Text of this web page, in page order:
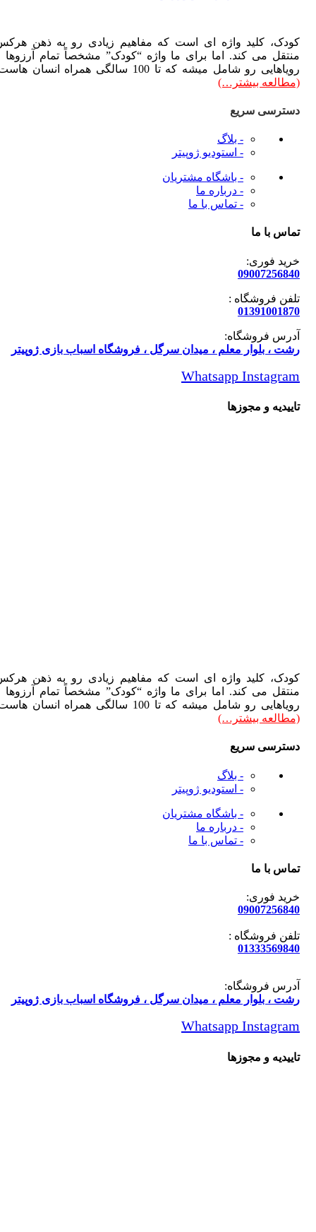
کلید واژه ای است که مفاهیم زیادی رو به ذهن هرکس
می کند. اما برای ما واژه “کودک” مشخصاً تمام آرزوها و
رو شامل میشه که تا 100 سالگی همراه انسان هاست.
بیشتر…)
سریع
- بلاگ
- استودیو ژوپیتر
- باشگاه مشتریان
- درباره ما
- تماس با ما
با ما
فوری:
فروشگاه :
فروشگاه:
، بلوار معلم ، میدان سرگل ، فروشگاه اسباب بازی ژوپیتر
Whatsapp
و مجوزها
کلید واژه ای است که مفاهیم زیادی رو به ذهن هرکس
می کند. اما برای ما واژه “کودک” مشخصاً تمام آرزوها و
رو شامل میشه که تا 100 سالگی همراه انسان هاست.
بیشتر…)
سریع
- بلاگ
- استودیو ژوپیتر
- باشگاه مشتریان
- درباره ما
- تماس با ما
با ما
فوری:
فروشگاه :
فروشگاه:
، بلوار معلم ، میدان سرگل ، فروشگاه اسباب بازی ژوپیتر
Whatsapp
و مجوزها